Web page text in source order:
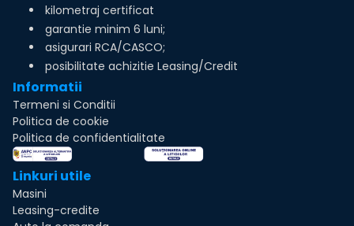
kilometraj certificat
garantie minim 6 luni;
asigurari RCA/CASCO;
posibilitate achizitie Leasing/Credit
Informatii
Termeni si Conditii
Politica de cookie
Politica de confidentialitate
Linkuri utile
Masini
Leasing-credite